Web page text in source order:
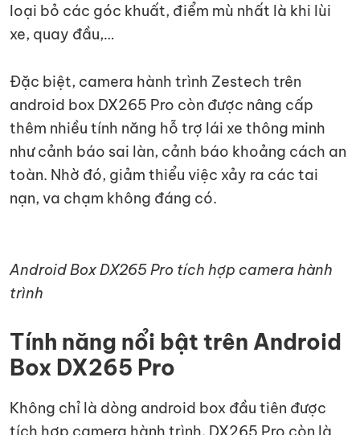
loại bỏ các góc khuất, điểm mù nhất là khi lùi
xe, quay đầu,…
Đặc biệt, camera hành trình Zestech trên
android box DX265 Pro còn được nâng cấp
thêm nhiều tính năng hỗ trợ lái xe thông minh
như cảnh báo sai làn, cảnh báo khoảng cách an
toàn. Nhờ đó, giảm thiểu việc xảy ra các tai
nạn, va chạm không đáng có.
Android Box DX265 Pro tích hợp camera hành
trình
Tính năng nổi bật trên Android
Box DX265 Pro
Không chỉ là dòng android box đầu tiên được
tích hợp camera hành trình, DX265 Pro còn là